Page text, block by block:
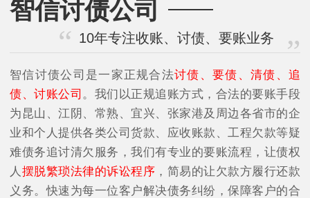
智信讨债公司
10年专注收账、讨债、要账业务
智信讨债公司是一家正规合法讨债、要债、清债、追
债、讨账公司 。我们以正规追账方式，合法的要账手段
为昆山、江阴、常熟、宜兴、张家港及周边各省市的企
业和个人提供各类公司货款、应收账款、工程欠款等疑
难债务追讨清欠服务，我们有专业的要账流程，让债权
人 摆脱繁琐法律的诉讼程序 ，简易的让欠款方履行还款
义务。快速为每一位客户解决债务纠纷，保障客户的合